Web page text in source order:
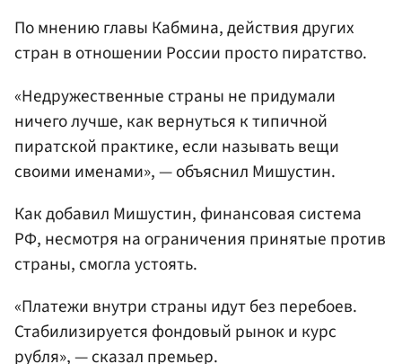
По мнению главы Кабмина, действия других
стран в отношении России просто пиратство.
«Недружественные страны не придумали
ничего лучше, как вернуться к типичной
пиратской практике, если называть вещи
своими именами», — объяснил Мишустин.
Как добавил Мишустин, финансовая система
РФ, несмотря на ограничения принятые против
страны, смогла устоять.
«Платежи внутри страны идут без перебоев.
Стабилизируется фондовый рынок и курс
рубля», — сказал премьер.